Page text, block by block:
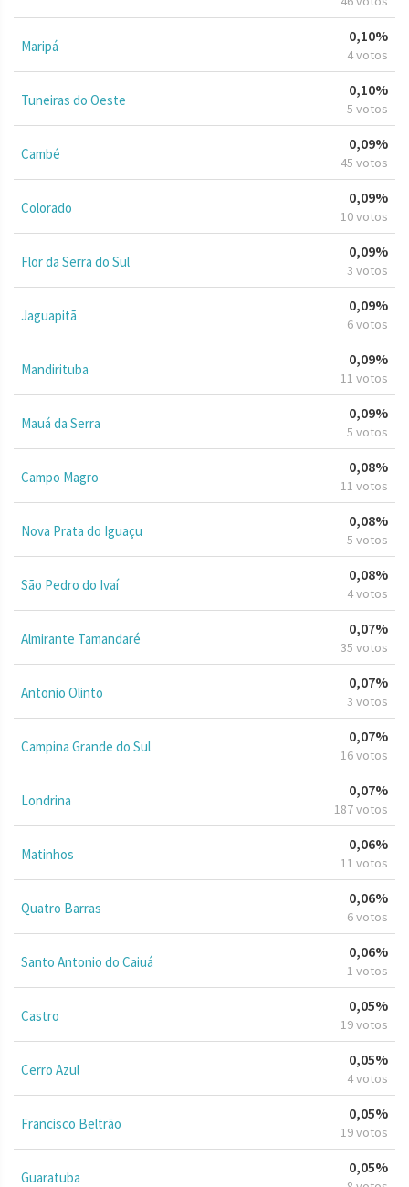
Maripá
0,10%
4 votos
Tuneiras do Oeste
0,10%
5 votos
Cambé
0,09%
45 votos
Colorado
0,09%
10 votos
Flor da Serra do Sul
0,09%
3 votos
Jaguapitã
0,09%
6 votos
Mandirituba
0,09%
11 votos
Mauá da Serra
0,09%
5 votos
Campo Magro
0,08%
11 votos
Nova Prata do Iguaçu
0,08%
5 votos
São Pedro do Ivaí
0,08%
4 votos
Almirante Tamandaré
0,07%
35 votos
Antonio Olinto
0,07%
3 votos
Campina Grande do Sul
0,07%
16 votos
Londrina
0,07%
187 votos
Matinhos
0,06%
11 votos
Quatro Barras
0,06%
6 votos
Santo Antonio do Caiuá
0,06%
1 votos
Castro
0,05%
19 votos
Cerro Azul
0,05%
4 votos
Francisco Beltrão
0,05%
19 votos
Guaratuba
0,05%